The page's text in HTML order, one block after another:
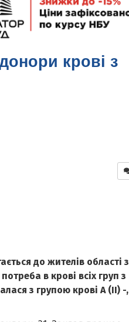
крові з
до жителів області з
в крові всіх груп з
з групою крові А (II) -,